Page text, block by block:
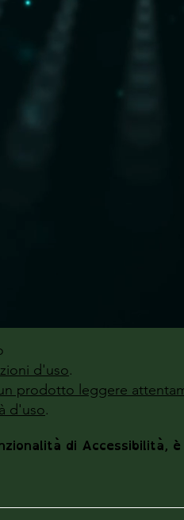
d'uso.
prodotto leggere
d'uso.
di Accessibilità,